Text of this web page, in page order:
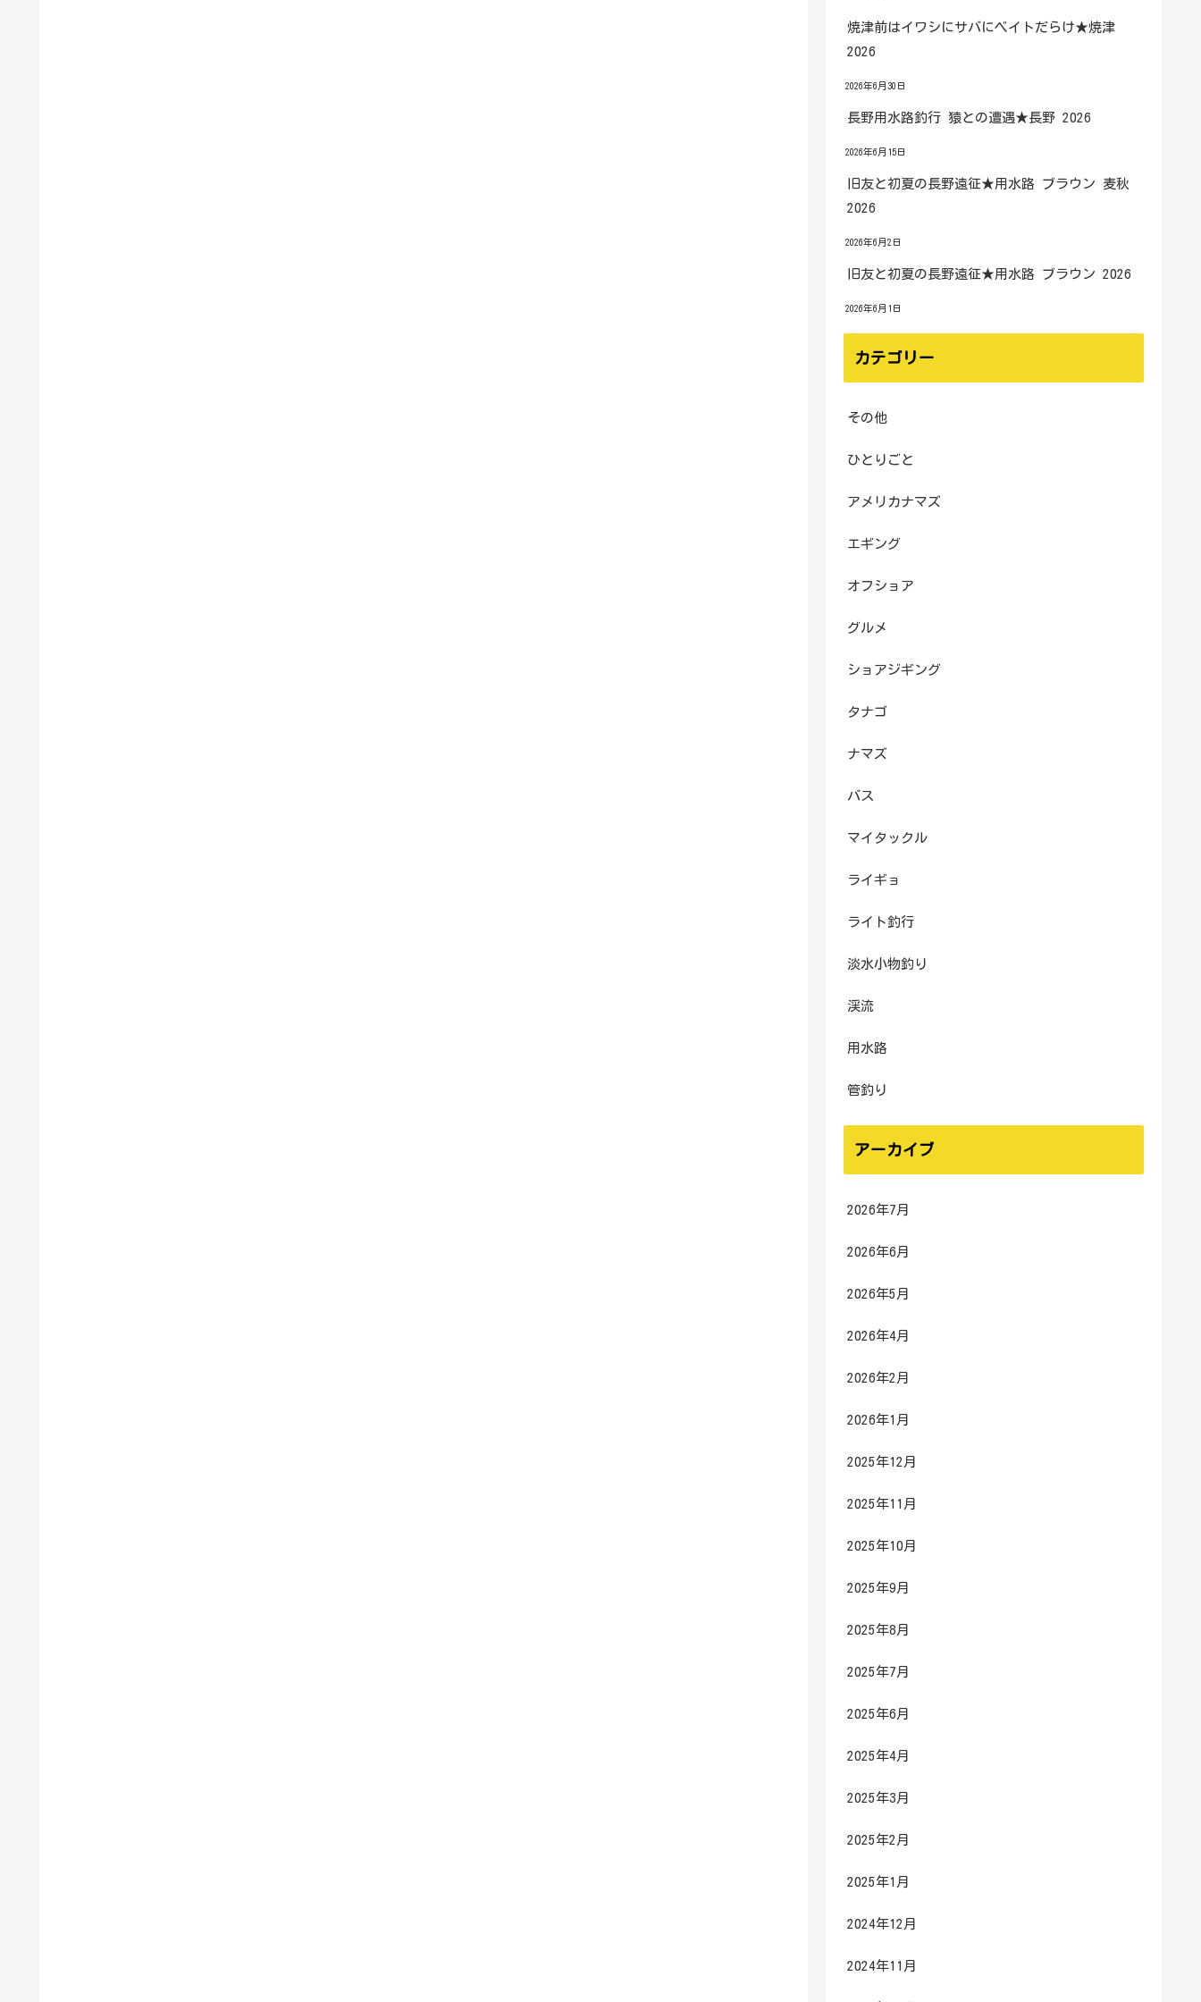
焼津前はイワシにサバにベイトだらけ★焼津
2026
2026年6月30日
長野用水路釣行 猿との遭遇★長野 2026
2026年6月15日
旧友と初夏の長野遠征★用水路 ブラウン 麦秋
2026
2026年6月2日
旧友と初夏の長野遠征★用水路 ブラウン 2026
2026年6月1日
カテゴリー
その他
ひとりごと
アメリカナマズ
エギング
オフショア
グルメ
ショアジギング
タナゴ
ナマズ
バス
マイタックル
ライギョ
ライト釣行
淡水小物釣り
渓流
用水路
管釣り
アーカイブ
2026年7月
2026年6月
2026年5月
2026年4月
2026年2月
2026年1月
2025年12月
2025年11月
2025年10月
2025年9月
2025年8月
2025年7月
2025年6月
2025年4月
2025年3月
2025年2月
2025年1月
2024年12月
2024年11月